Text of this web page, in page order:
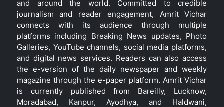
and around the world. Committed to credible
journalism and reader engagement, Amrit Vichar
connects with its audience through multiple
platforms including Breaking News updates, Photo
Galleries, YouTube channels, social media platforms,
and digital news services. Readers can also access
the e-version of the daily newspaper and weekly
magazine through the e-paper platform. Amrit Vichar
is currently published from Bareilly, Lucknow,
Moradabad, Kanpur, Ayodhya, and Haldwani,